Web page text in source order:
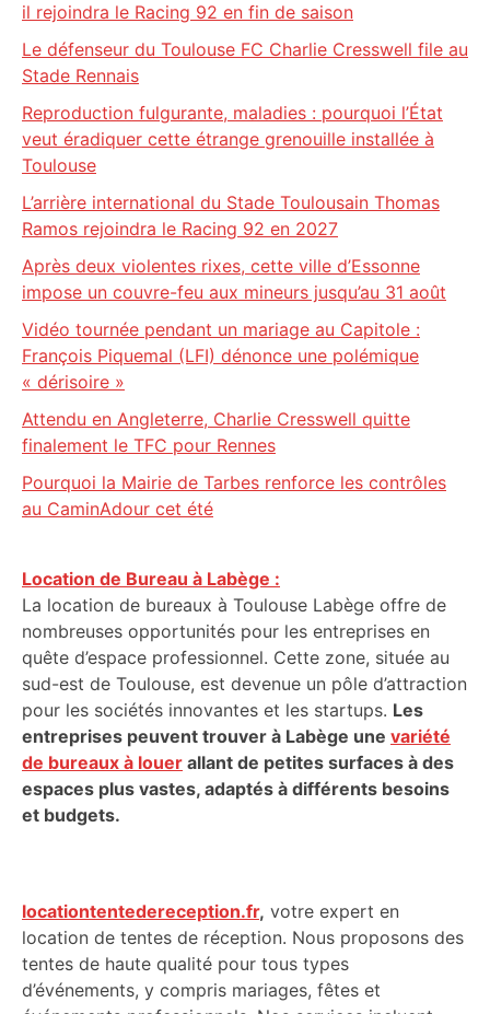
il rejoindra le Racing 92 en fin de saison
Le défenseur du Toulouse FC Charlie Cresswell file au
Stade Rennais
Reproduction fulgurante, maladies : pourquoi l’État
veut éradiquer cette étrange grenouille installée à
Toulouse
L’arrière international du Stade Toulousain Thomas
Ramos rejoindra le Racing 92 en 2027
Après deux violentes rixes, cette ville d’Essonne
impose un couvre-feu aux mineurs jusqu’au 31 août
Vidéo tournée pendant un mariage au Capitole :
François Piquemal (LFI) dénonce une polémique
« dérisoire »
Attendu en Angleterre, Charlie Cresswell quitte
finalement le TFC pour Rennes
Pourquoi la Mairie de Tarbes renforce les contrôles
au CaminAdour cet été
Location de Bureau à Labège :
La location de bureaux à Toulouse Labège offre de
nombreuses opportunités pour les entreprises en
quête d’espace professionnel. Cette zone, située au
sud-est de Toulouse, est devenue un pôle d’attraction
pour les sociétés innovantes et les startups. Les
entreprises peuvent trouver à Labège une variété
de bureaux à louer allant de petites surfaces à des
espaces plus vastes, adaptés à différents besoins
et budgets.
locationtentedereception.fr, votre expert en
location de tentes de réception. Nous proposons des
tentes de haute qualité pour tous types
d’événements, y compris mariages, fêtes et